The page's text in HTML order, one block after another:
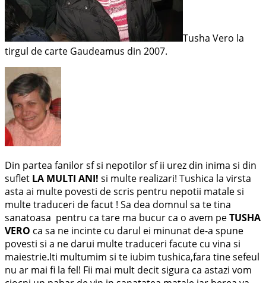
Tusha Vero la
tirgul de carte Gaudeamus din 2007.
Din partea fanilor sf si nepotilor sf ii urez din inima si din
suflet LA MULTI ANI! si multe realizari! Tushica la virsta
asta ai multe povesti de scris pentru nepotii matale si
multe traduceri de facut ! Sa dea domnul sa te tina
sanatoasa pentru ca tare ma bucur ca o avem peTUSHA
VERO ca sa ne incinte cu darul ei minunat de-a spune
povesti si a ne darui multe traduceri facute cu vina si
maiestrie.Iti multumim si te iubim tushica,fara tine sefeul
nu ar mai fi la fel! Fii mai mult decit sigura ca astazi vom